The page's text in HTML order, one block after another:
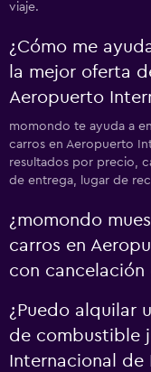
viaje.
¿Cómo me
la mejor oferta
Aeropuerto
momondo te ayuda a
carros en Aeropuerto
resultados por precio,
de entrega, lugar de
¿momondo
carros en
con cancelación
¿Puedo alquilar
de combustible
Internacional de